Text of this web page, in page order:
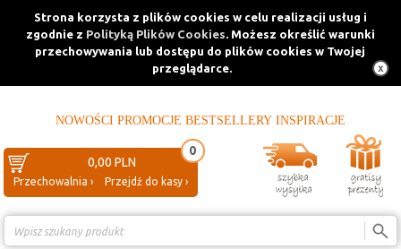
Strona korzysta z plików cookies w celu realizacji usług i
zgodnie z Polityką Plików Cookies. Możesz określić warunki
przechowywania lub dostępu do plików cookies w Twojej
przeglądarce.
NOWOŚCI PROMOCJE BESTSELLERY INSPIRACJE
0,00 PLN
0
Przechowalnia › Przejdź do kasy ›